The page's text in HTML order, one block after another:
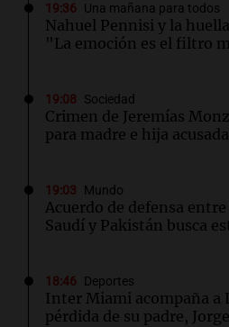
19:36 Una mañana para todos
Nahuel Pennisi y la
"La emoción es el filtro
19:08 Sociedad
Crimen de Jeremías
para madre e hija
19:03 Mundo
Acuerdo de defensa
Saudí y Pakistán busca
18:46 Deportes
Inter Miami acompaña a
pérdida de su padre,